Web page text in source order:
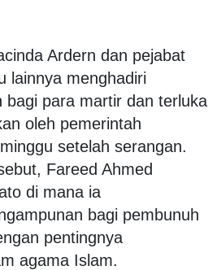
Ardern dan pejabat
lainnya menghadiri
bagi para martir dan terluka
oleh pemerintah
setelah serangan.
Fareed Ahmed
di mana ia
bagi pembunuh
pentingnya
agama Islam.